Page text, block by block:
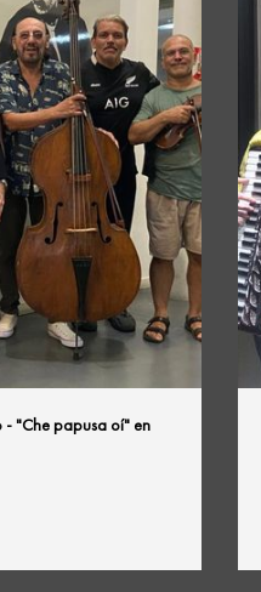
- "Che papusa oí" en